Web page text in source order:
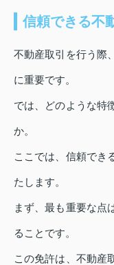
信頼できる不
不動産取引を行う際
に重要です。
では、どのような特
か。
ここでは、信頼でき
たします。
まず、最も重要な点
ることです。
この免許は、不動産